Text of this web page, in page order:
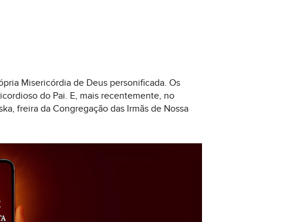
Misericórdia de Deus personificada. Os
do Pai. E, mais recentemente, no
freira da Congregação das Irmãs de Nossa